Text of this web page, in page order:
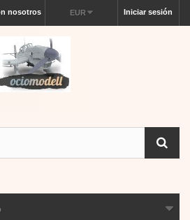
Iniciar sesión
EUR
nosotros